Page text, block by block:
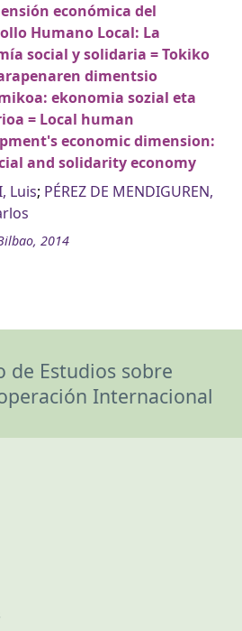
económica del
Humano Local: La
social y solidaria = Tokiko
dimentsio
ekonomia sozial eta
= Local human
economic dimension:
and solidarity economy
Luis; PÉREZ DE MENDIGUREN,
2014
de Estudios sobre
Internacional